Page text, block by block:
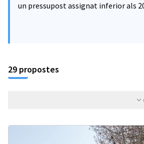
un pressupost assignat inferior als
29 propostes